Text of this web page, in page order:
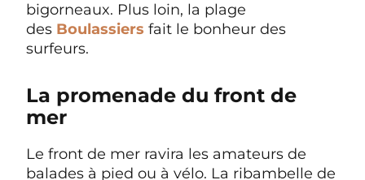
bigorneaux. Plus loin, la plage
des Boulassiers fait le bonheur des
surfeurs.
La promenade du front de
mer
Le front de mer ravira les amateurs de
balades à pied ou à vélo. La ribambelle de